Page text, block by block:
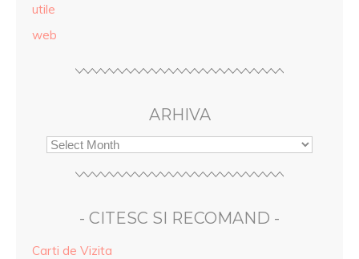
utile
web
ARHIVA
- CITESC SI RECOMAND -
Carti de Vizita